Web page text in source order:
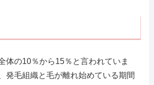
体の10％から15％と言われていま
発毛組織と毛が離れ始めている期間